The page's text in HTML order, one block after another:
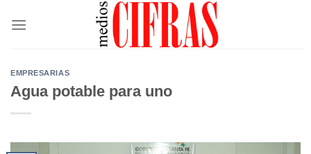
EMPRESARIAS
Agua potable para uno